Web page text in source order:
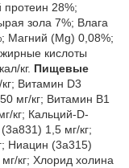
28%;
зола 7%; Влага
Магний (Mg) 0,08%;
кислоты
кг. Пищевые
Витамин D3
мг/кг; Витамин B1
кг; Кальций-D-
1,5 мг/кг;
Ниацин (3a315)
кг; Хлорид холина